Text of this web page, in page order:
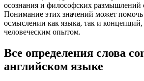
осознания и философских размышлений
Понимание этих значений может помочь
осмыслении как языка, так и концепций,
человеческим опытом.
Все определения слова
английском языке